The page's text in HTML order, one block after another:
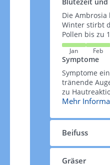
Die
Winter stirbt
Pollen bis zu
Jan Feb
Symptome
Symptome
tränende
zu
Mehr
Beifuss
Gräser